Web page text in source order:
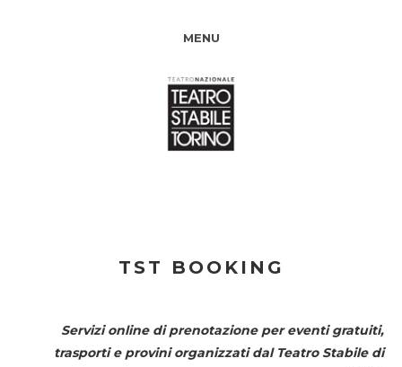
MENU
TST BOOKING
Servizi online di prenotazione per eventi gratuiti,
trasporti e provini organizzati dal Teatro Stabile di